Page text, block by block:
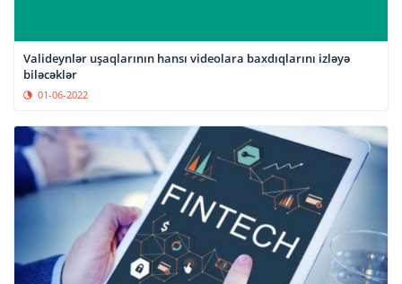
Valideynlər uşaqlarının hansı videolara baxdıqlarını izləyə
biləcəklər
01-06-2022